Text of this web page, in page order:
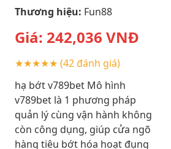
Thương hiệu: Fun88
Giá: 242,036 VNĐ
★★★★★ (42 đánh giá)
hạ bớt v789bet Mô hình
v789bet là 1 phương pháp
quản lý cùng vận hành không
còn công dụng, giúp cửa ngõ
hàng tiêu bớt hóa hoạt đụng